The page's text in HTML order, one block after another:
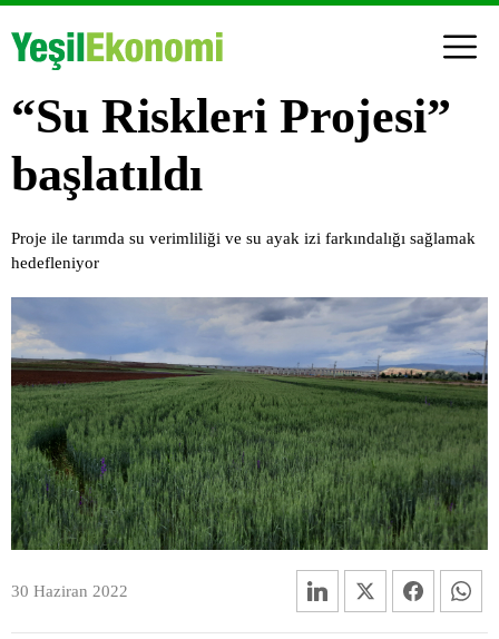
“Su Riskleri Projesi”
başlatıldı
Proje ile tarımda su verimliliği ve su ayak izi farkındalığı sağlamak
hedefleniyor
30 Haziran 2022